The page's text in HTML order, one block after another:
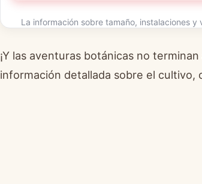
La información sobre tamaño, instalaciones
¡Y las aventuras botánicas no
información detallada sobre el cultivo,